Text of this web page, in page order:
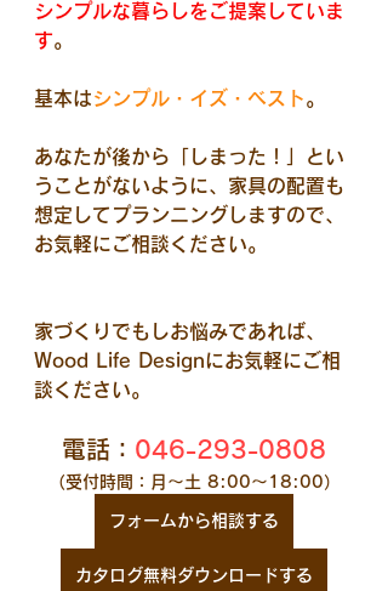
シンプルな暮らしをご提案していま
す。
基本はシンプル・イズ・ベスト。​
​あなたが後から「しまった！」とい
うことがないように、家具の配置も
想定してプランニングしますので、
お気軽にご相談ください。
家づくりでもしお悩みであれば、
Wood Life Designにお気軽にご相
談ください。
電話： 046-293-0808
（受付時間：月～土 8:00～18:00）
フォームから相談する
カタログ無料ダウンロードする